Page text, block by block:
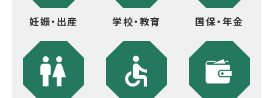
妊娠・出産 学校・教育 国保・年金